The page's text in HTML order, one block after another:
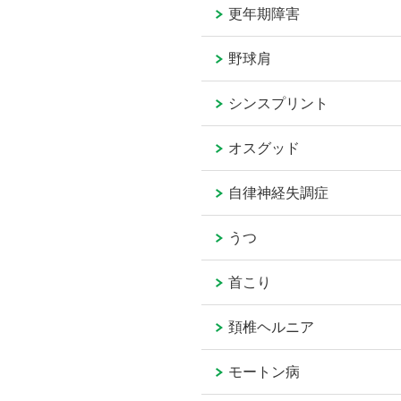
更年期障害
野球肩
シンスプリント
オスグッド
自律神経失調症
うつ
首こり
頚椎ヘルニア
モートン病